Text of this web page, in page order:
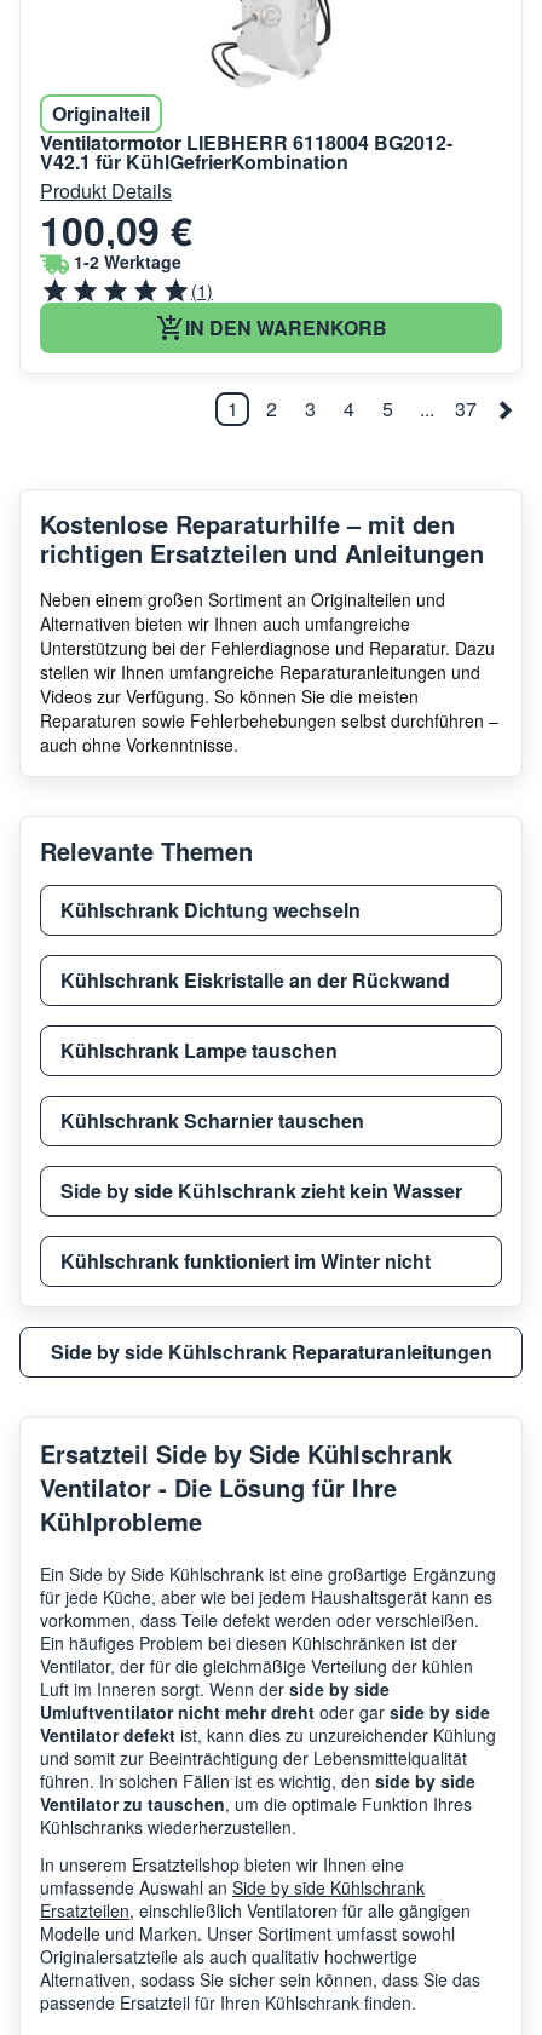
Originalteil
Ventilatormotor LIEBHERR 6118004 BG2012-
V42.1 für KühlGefrierKombination
Produkt Details
100,09 €
1-2 Werktage
(1)
IN DEN WARENKORB
1 2 3 4 5 ... 37
Kostenlose Reparaturhilfe – mit den
richtigen Ersatzteilen und Anleitungen
Neben einem großen Sortiment an Originalteilen und
Alternativen bieten wir Ihnen auch umfangreiche
Unterstützung bei der Fehlerdiagnose und Reparatur. Dazu
stellen wir Ihnen umfangreiche Reparaturanleitungen und
Videos zur Verfügung. So können Sie die meisten
Reparaturen sowie Fehlerbehebungen selbst durchführen –
auch ohne Vorkenntnisse.
Relevante Themen
Kühlschrank Dichtung wechseln
Kühlschrank Eiskristalle an der Rückwand
Kühlschrank Lampe tauschen
Kühlschrank Scharnier tauschen
Side by side Kühlschrank zieht kein Wasser
Kühlschrank funktioniert im Winter nicht
Side by side Kühlschrank Reparaturanleitungen
Ersatzteil Side by Side Kühlschrank
Ventilator - Die Lösung für Ihre
Kühlprobleme
Ein Side by Side Kühlschrank ist eine großartige Ergänzung
für jede Küche, aber wie bei jedem Haushaltsgerät kann es
vorkommen, dass Teile defekt werden oder verschleißen.
Ein häufiges Problem bei diesen Kühlschränken ist der
Ventilator, der für die gleichmäßige Verteilung der kühlen
Luft im Inneren sorgt. Wenn der side by side
Umluftventilator nicht mehr dreht oder gar side by side
Ventilator defekt ist, kann dies zu unzureichender Kühlung
und somit zur Beeinträchtigung der Lebensmittelqualität
führen. In solchen Fällen ist es wichtig, den side by side
Ventilator zu tauschen, um die optimale Funktion Ihres
Kühlschranks wiederherzustellen.
In unserem Ersatzteilshop bieten wir Ihnen eine
umfassende Auswahl an Side by side Kühlschrank
Ersatzteilen, einschließlich Ventilatoren für alle gängigen
Modelle und Marken. Unser Sortiment umfasst sowohl
Originalersatzteile als auch qualitativ hochwertige
Alternativen, sodass Sie sicher sein können, dass Sie das
passende Ersatzteil für Ihren Kühlschrank finden.